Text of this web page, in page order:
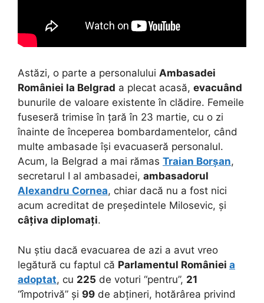
Astăzi, o parte a personalului Ambasadei
României la Belgrad a plecat acasă, evacuând
bunurile de valoare existente în clădire. Femeile
fuseseră trimise în țară în 23 martie, cu o zi
înainte de începerea bombardamentelor, când
multe ambasade își evacuaseră personalul.
Acum, la Belgrad a mai rămas Traian Borșan,
secretarul I al ambasadei, ambasadorul
Alexandru Cornea, chiar dacă nu a fost nici
acum acreditat de președintele Milosevic, și
câțiva diplomați.
Nu știu dacă evacuarea de azi a avut vreo
legătură cu faptul că Parlamentul României a
adoptat, cu 225 de voturi “pentru”, 21
“împotrivă” și 99 de abțineri, hotărârea privind